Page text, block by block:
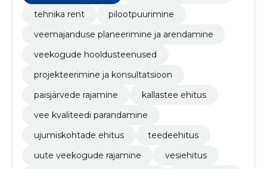
tehnika rent
pilootpuurimine
veemajanduse planeerimine ja arendamine
veekogude hooldusteenused
projekteerimine ja konsultatsioon
paisjärvede rajamine
kallastee ehitus
vee kvaliteedi parandamine
ujumiskohtade ehitus
teedeehitus
uute veekogude rajamine
vesiehitus